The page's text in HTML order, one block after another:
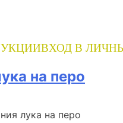
ВХОД В
на перо
лука на перо